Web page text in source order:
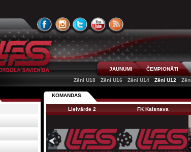
JAUNUMI ČEMPIONĀTI
Zēni U18
Zēni U16 Zēni U14 Zēni U12
KOMANDAS
Lielvārde 2 FK Kalsnava